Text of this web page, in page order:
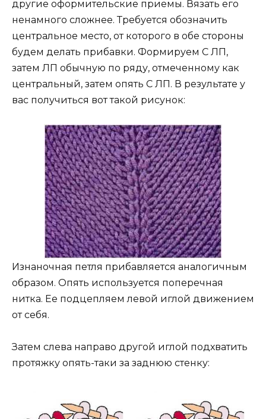
другие оформительские приемы. Вязать его
ненамного сложнее. Требуется обозначить
центральное место, от которого в обе стороны
будем делать прибавки. Формируем С ЛП,
затем ЛП обычную по ряду, отмеченному как
центральный, затем опять С ЛП. В результате у
вас получиться вот такой рисунок:
Изнаночная петля прибавляется аналогичным
образом. Опять используется поперечная
нитка. Ее подцепляем левой иглой движением
от себя.
Затем слева направо другой иглой подхватить
протяжку опять-таки за заднюю стенку: